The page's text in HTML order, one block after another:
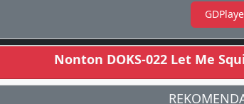
Nonton DOKS-022 Let Me